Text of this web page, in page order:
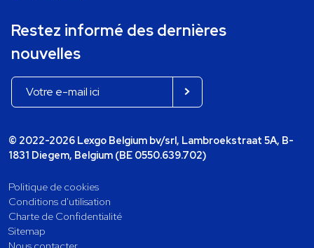
Restez informé des dernières
nouvelles
© 2022-2026 Lexgo Belgium bv/srl, Lambroekstraat 5A, B-
1831 Diegem, Belgium (BE 0550.639.702)
Politique de cookies
Conditions d'utilisation
Charte de Confidentialité
Sitemap